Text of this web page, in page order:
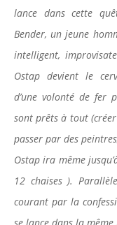
lance dans cette
Bender, un jeune
intelligent,
Ostap devient le
d’une volonté de fer
sont prêts à tout
passer par des
Ostap ira même
12 chaises ).
courant par la